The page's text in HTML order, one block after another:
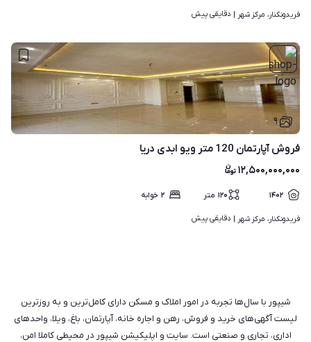
فریدونکنار، مرکز شهر | دقایقی پیش
۹
فروش آپارتمان 120 متر ویو ابدی دریا
۱۲,۵۰۰,۰۰۰,۰۰۰
۱۴۰۲ ۱۲۰ متر ۲ خوابه
فریدونکنار، مرکز شهر | دقایقی پیش
شیپور با سال‌ها تجربه در امور املاک و مسکن دارای کامل‌ترین و به روزترین
لیست آگهی‌های خرید و فروش، رهن و اجاره خانه، آپارتمان، باغ، ویلا، واحدهای
اداری، تجاری و صنعتی است. سایت و اپلیکیشن شیپور در محیطی کاملا امن،